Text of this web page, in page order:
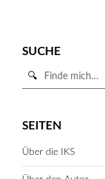
SUCHE
Suche
SEITEN
Über die IKS